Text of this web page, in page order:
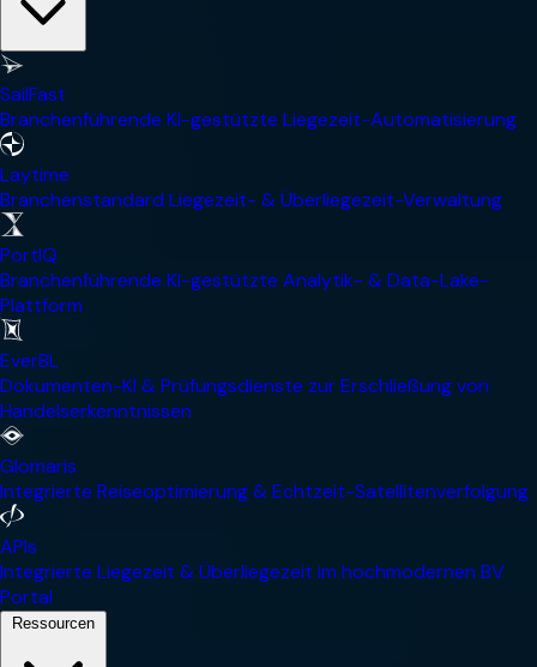
SailFast
Branchenführende KI-gestützte Liegezeit-Automatisierung
Laytime
Branchenstandard Liegezeit- & Überliegezeit-Verwaltung
PortIQ
Branchenführende KI-gestützte Analytik- & Data-Lake-
Plattform
EverBL
Dokumenten-KI & Prüfungsdienste zur Erschließung von
Handelserkenntnissen
Glomaris
Integrierte Reiseoptimierung & Echtzeit-Satellitenverfolgung
APIs
Integrierte Liegezeit & Überliegezeit im hochmodernen BV
Portal
Ressourcen